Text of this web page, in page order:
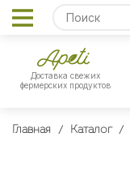
Доставка свежих
фермерских продуктов
Главная Каталог